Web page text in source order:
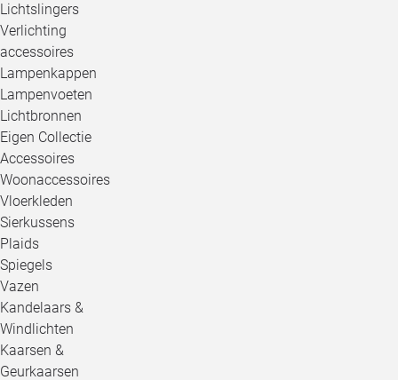
Lichtslingers
Verlichting
accessoires
Lampenkappen
Lampenvoeten
Lichtbronnen
Eigen Collectie
Accessoires
Woonaccessoires
Vloerkleden
Sierkussens
Plaids
Spiegels
Vazen
Kandelaars &
Windlichten
Kaarsen &
Geurkaarsen